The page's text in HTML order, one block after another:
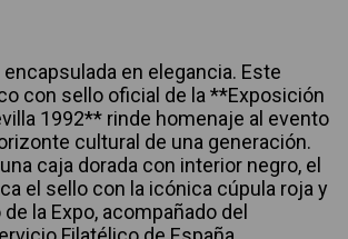
en elegancia. Este
con sello oficial de la **Exposición
1992** rinde homenaje al evento
cultural de una generación.
caja dorada con interior negro, el
el sello con la icónica cúpula roja y
la Expo, acompañado del